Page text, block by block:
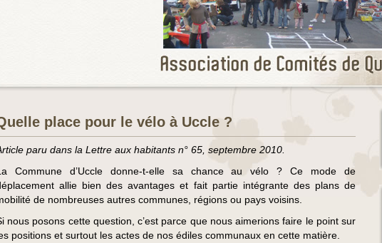
place pour le vélo à Uccle ?
paru dans la Lettre aux habitants n° 65, septembre 2010.
Commune d’Uccle donne-t-elle sa chance au vélo ? Ce mode de
allie bien des avantages et fait partie intégrante des plans de
de nombreuses autres communes, régions ou pays voisins.
nous posons cette question, c’est parce que nous aimerions faire le point sur
positions et surtout les actes de nos édiles communaux en cette matière.